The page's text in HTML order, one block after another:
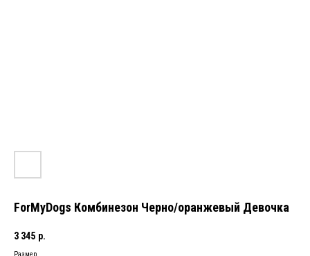
ForMyDogs Комбинезон Черно/оранжевый Девочка
3 345 р.
Размер